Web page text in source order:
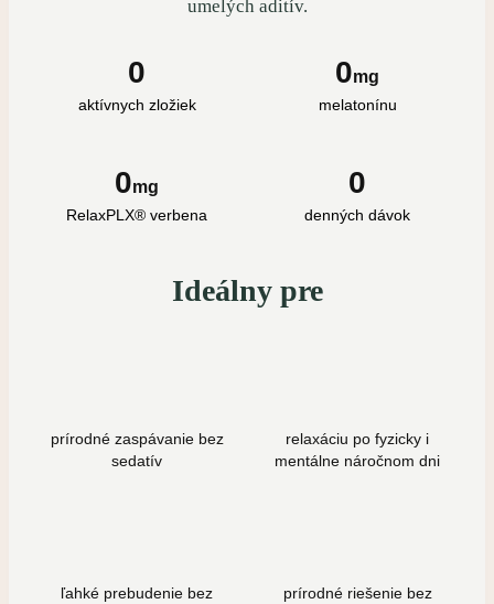
umelých aditív.
0
aktívnych zložiek
0mg
melatonínu
0mg
RelaxPLX® verbena
0
denných dávok
Ideálny pre
prírodné zaspávanie bez
sedatív
relaxáciu po fyzicky i
mentálne náročnom dni
ľahké prebudenie bez
prírodné riešenie bez